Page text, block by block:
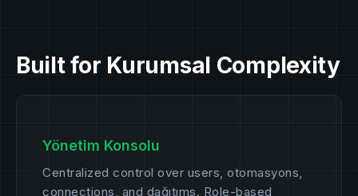
Built for Kurumsal Complexity
Yönetim Konsolu
Centralized control over users, otomasyons,
connections, and dağıtıms. Role-based